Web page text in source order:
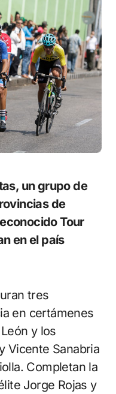
de
Tour
en el país
tres
en certámenes
y los
Vicente Sanabria
Completan la
Jorge Rojas y